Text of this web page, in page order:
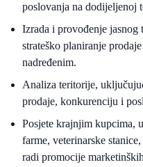
poslovanja na dodijeljenoj
Izrada i provođenje
strateško planiranje
nadređenim.
Analiza teritorije,
prodaje, konkurenciju i
Posjete krajnjim kupcima,
farme, veterinarske
radi promocije